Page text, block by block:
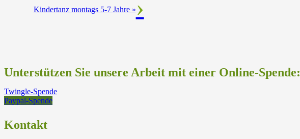
Kindertanz montags 5-7 Jahre »
Unterstützen Sie unsere Arbeit mit einer Online-Spende:
Twingle-Spende
Paypal-Spende
Kontakt